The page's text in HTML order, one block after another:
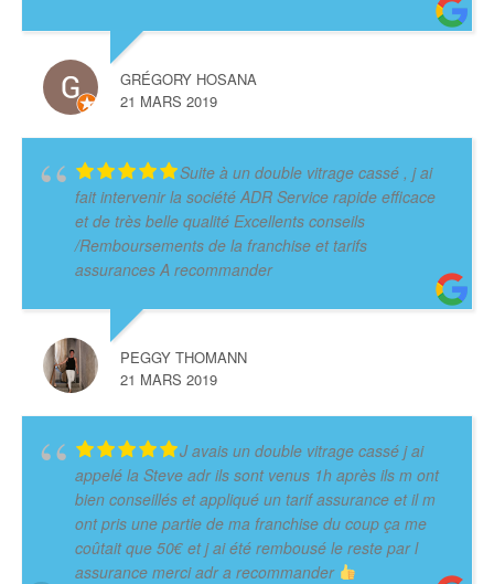
GRÉGORY HOSANA
21 MARS 2019
Suite à un double vitrage cassé , j ai
fait intervenir la société ADR Service rapide efficace
et de très belle qualité Excellents conseils
/Remboursements de la franchise et tarifs
assurances A recommander
PEGGY THOMANN
21 MARS 2019
J avais un double vitrage cassé j ai
appelé la Steve adr ils sont venus 1h après ils m ont
bien conseillés et appliqué un tarif assurance et il m
ont pris une partie de ma franchise du coup ça me
coûtait que 50€ et j ai été rembousé le reste par l
assurance merci adr a recommander